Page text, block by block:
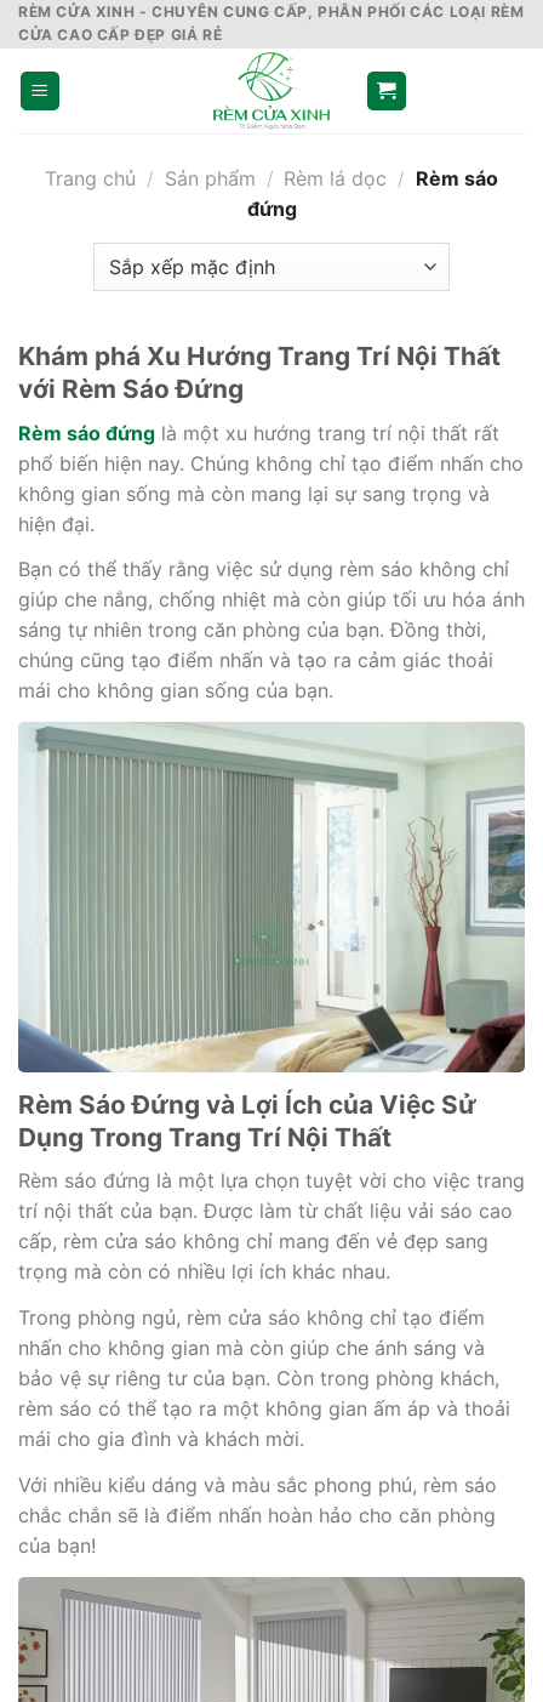
Skip
to
content
RÈM CỬA XINH - CHUYÊN CUNG CẤP, PHÂN PHỐI CÁC LOẠI RÈM
CỬA CAO CẤP ĐẸP GIÁ RẺ
Trang chủ / Sản phẩm / Rèm lá dọc / Rèm sáo
đứng
Khám phá Xu Hướng Trang Trí Nội Thất
với Rèm Sáo Đứng
Rèm sáo đứng là một xu hướng trang trí nội thất rất
phổ biến hiện nay. Chúng không chỉ tạo điểm nhấn cho
không gian sống mà còn mang lại sự sang trọng và
hiện đại.
Bạn có thể thấy rằng việc sử dụng rèm sáo không chỉ
giúp che nắng, chống nhiệt mà còn giúp tối ưu hóa ánh
sáng tự nhiên trong căn phòng của bạn. Đồng thời,
chúng cũng tạo điểm nhấn và tạo ra cảm giác thoải
mái cho không gian sống của bạn.
Rèm Sáo Đứng và Lợi Ích của Việc Sử
Dụng Trong Trang Trí Nội Thất
Rèm sáo đứng là một lựa chọn tuyệt vời cho việc trang
trí nội thất của bạn. Được làm từ chất liệu vải sáo cao
cấp, rèm cửa sáo không chỉ mang đến vẻ đẹp sang
trọng mà còn có nhiều lợi ích khác nhau.
Trong phòng ngủ, rèm cửa sáo không chỉ tạo điểm
nhấn cho không gian mà còn giúp che ánh sáng và
bảo vệ sự riêng tư của bạn. Còn trong phòng khách,
rèm sáo có thể tạo ra một không gian ấm áp và thoải
mái cho gia đình và khách mời.
Với nhiều kiểu dáng và màu sắc phong phú, rèm sáo
chắc chắn sẽ là điểm nhấn hoàn hảo cho căn phòng
của bạn!